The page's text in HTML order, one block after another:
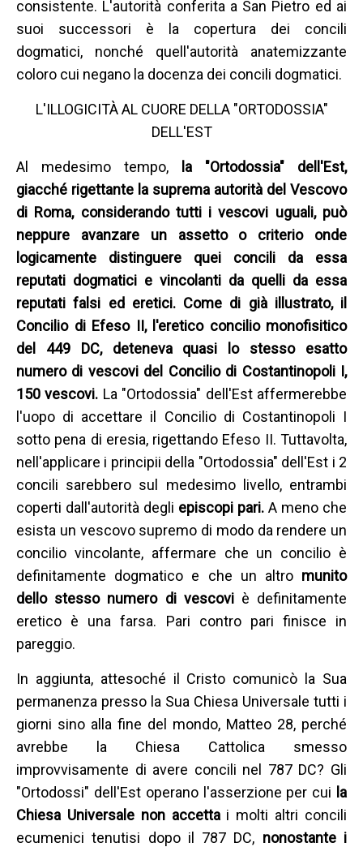
consistente. L'autorità conferita a San Pietro ed ai
suoi successori è la copertura dei concili
dogmatici, nonché quell'autorità anatemizzante
coloro cui negano la docenza dei concili dogmatici.
L'ILLOGICITÀ AL CUORE DELLA "ORTODOSSIA"
DELL'EST
Al medesimo tempo, la "Ortodossia" dell'Est,
giacché rigettante la suprema autorità del Vescovo
di Roma, considerando tutti i vescovi uguali, può
neppure avanzare un assetto o criterio onde
logicamente distinguere quei concili da essa
reputati dogmatici e vincolanti da quelli da essa
reputati falsi ed eretici. Come di già illustrato, il
Concilio di Efeso II, l'eretico concilio monofisitico
del 449 DC, deteneva quasi lo stesso esatto
numero di vescovi del Concilio di Costantinopoli I,
150 vescovi. La "Ortodossia" dell'Est affermerebbe
l'uopo di accettare il Concilio di Costantinopoli I
sotto pena di eresia, rigettando Efeso II. Tuttavolta,
nell'applicare i principii della "Ortodossia" dell'Est i 2
concili sarebbero sul medesimo livello, entrambi
coperti dall'autorità degli episcopi pari. A meno che
esista un vescovo supremo di modo da rendere un
concilio vincolante, affermare che un concilio è
definitamente dogmatico e che un altro munito
dello stesso numero di vescovi è definitamente
eretico è una farsa. Pari contro pari finisce in
pareggio.
In aggiunta, attesoché il Cristo comunicò la Sua
permanenza presso la Sua Chiesa Universale tutti i
giorni sino alla fine del mondo, Matteo 28, perché
avrebbe la Chiesa Cattolica smesso
improvvisamente di avere concili nel 787 DC? Gli
"Ortodossi" dell'Est operano l'asserzione per cui la
Chiesa Universale non accettai molti altri concili
ecumenici tenutisi dopo il 787 DC, nonostante i